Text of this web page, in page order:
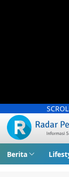
Berita